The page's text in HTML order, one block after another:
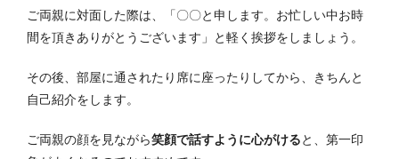
ご両親に対面した際は、「〇〇と申します。お忙しい中お時
間を頂きありがとうございます」と軽く挨拶をしましょう。
その後、部屋に通されたり席に座ったりしてから、きちんと
自己紹介をします。
ご両親の顔を見ながら笑顔で話すように心がけると、第一印